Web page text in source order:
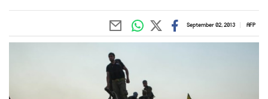
AFP
September 02, 2013